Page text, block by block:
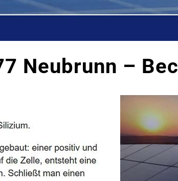
Neubrunn –